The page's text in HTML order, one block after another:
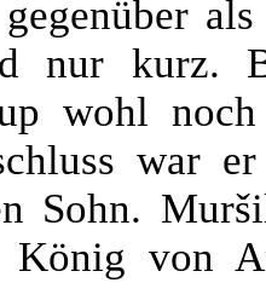
nur kurz.
wohl
war
Sohn.
König von